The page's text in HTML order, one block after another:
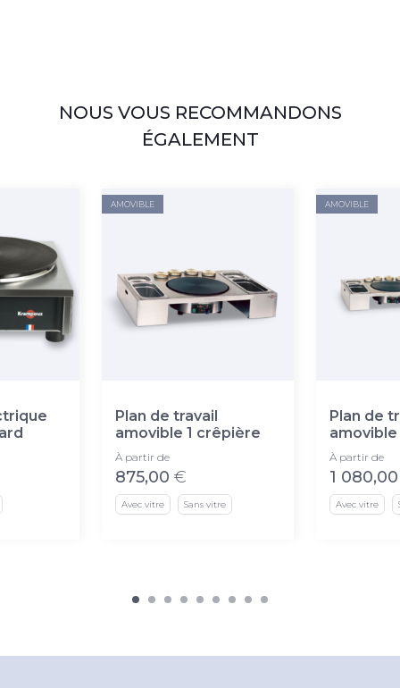
NOUS VOUS RECOMMANDONS
ÉGALEMENT
AMOVIBLE
Plan de travail
amovible 1 crêpière
À partir de
875,00 €
Avec vitre Sans vitre
AMOVIBLE
Plan de
À partir de
1 080,00
Avec vitre